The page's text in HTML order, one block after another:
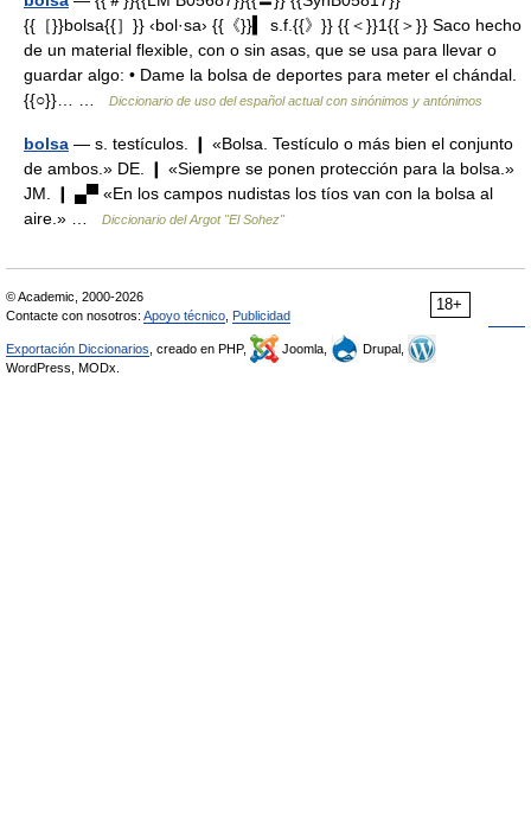
{{［}}bolsa{{］}} ‹bol·sa› {{《}}▍ s.f.{{》}} {{＜}}1{{＞}} Saco hecho
de un material flexible, con o sin asas, que se usa para llevar o
guardar algo: • Dame la bolsa de deportes para meter el chándal.
{{○}}… …
Diccionario de uso del español actual con sinónimos y antónimos
bolsa — s. testículos. ❙ «Bolsa. Testículo o más bien el conjunto
de ambos.» DE. ❙ «Siempre se ponen protección para la bolsa.»
JM. ❙ ▄▀ «En los campos nudistas los tíos van con la bolsa al
aire.» …
Diccionario del Argot "El Sohez"
18+
© Academic, 2000-2026
Contacte con nosotros: Apoyo técnico Publicidad
Exportación Diccionarios , creado en PHP, Joomla,
Drupal,
WordPress, MODx.